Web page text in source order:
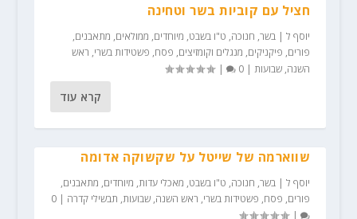
חציל עם קוביות בשר וטחינה
יוסף ל| בשר, חנוכה, ט"ו בשבט, מיוחדים, ממולאים, מתאבנים,
פורים, פיקניקים, מנגלים וקומזיצים, פסח, פשטידות בשרי, ראש
השנה, שבועות|
0
|
קרא עוד
שווארמה של שייטל על שקשוקה אדומה
יוסף ל| בשר, חנוכה, ט"ו בשבט, מאכלי עדות, מיוחדים, מתאבנים,
פורים, פסח, פשטידות בשרי, ראש השנה, שבועות, תבשילי קדרה |
0
|